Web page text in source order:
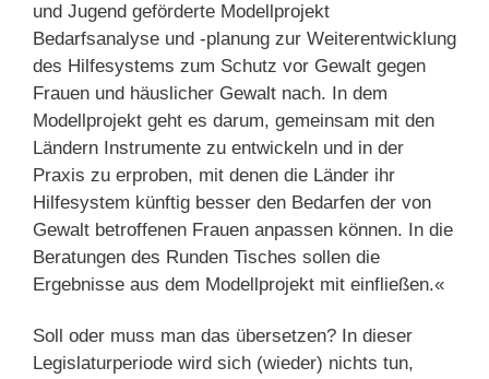
und Jugend geförderte Modellprojekt
Bedarfsanalyse und -planung zur Weiterentwicklung
des Hilfesystems zum Schutz vor Gewalt gegen
Frauen und häuslicher Gewalt nach. In dem
Modellprojekt geht es darum, gemeinsam mit den
Ländern Instrumente zu entwickeln und in der
Praxis zu erproben, mit denen die Länder ihr
Hilfesystem künftig besser den Bedarfen der von
Gewalt betroffenen Frauen anpassen können. In die
Beratungen des Runden Tisches sollen die
Ergebnisse aus dem Modellprojekt mit einfließen.«
Soll oder muss man das übersetzen? In dieser
Legislaturperiode wird sich (wieder) nichts tun,